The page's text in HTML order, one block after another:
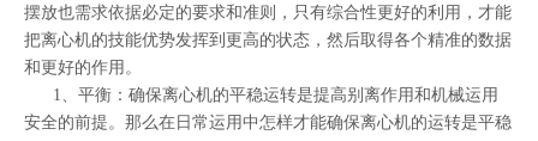
摆放也需求依据必定的要求和准则，只有综合性更好的利用，才能
把离心机的技能优势发挥到更高的状态，然后取得各个精准的数据
和更好的作用。
1、平衡：确保离心机的平稳运转是提高别离作用和机械运用
安全的前提。那么在日常运用中怎样才能确保离心机的运转是平稳